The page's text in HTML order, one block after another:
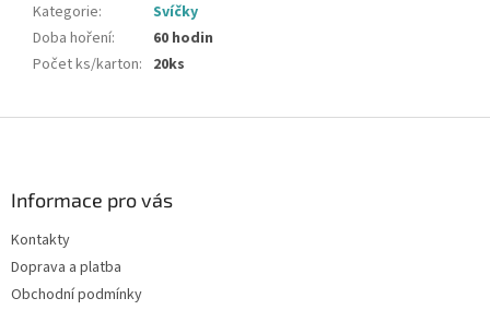
Kategorie:
Svíčky
Doba hoření:
60 hodin
Počet ks/karton: 20ks
Informace pro vás
Kontakty
Doprava a platba
Obchodní podmínky